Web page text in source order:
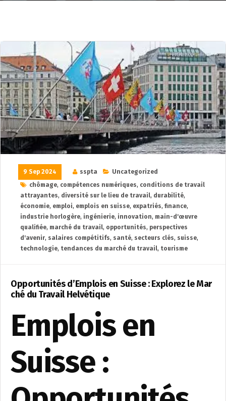
9 Sep 2024 sspta
Uncategorized
chômage, compétences numériques, conditions de travail
attrayantes, diversité sur le lieu de travail, durabilité,
économie, emploi, emplois en suisse, expatriés, finance,
industrie horlogère, ingénierie, innovation, main-d'œuvre
qualifiée, marché du travail, opportunités, perspectives
d'avenir, salaires compétitifs, santé, secteurs clés, suisse,
technologie, tendances du marché du travail, tourisme
Opportunités d’Emplois en Suisse : Explorez le Mar
ché du Travail Helvétique
Emplois en
Suisse :